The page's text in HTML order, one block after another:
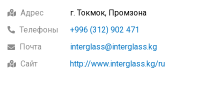
Адрес
г. Токмок, Промзона
Телефоны
+996 (312) 902 471
Почта
interglass@interglass.kg
Сайт
http://www.interglass.kg/ru